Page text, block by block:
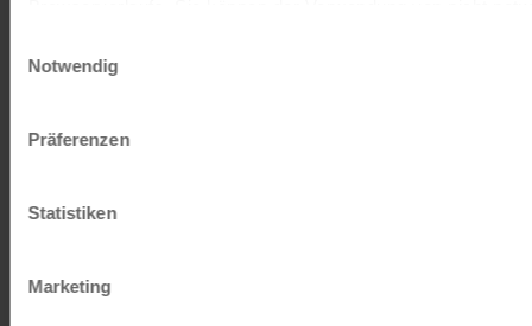
entscheiden, nur notwendige Cookies zu verwenden, indem
Impressum
Notwendig
Präferenzen
Statistiken
Marketing
Tourenrad Herren
Das 21-Gang Tourenrad mit Freilauffunktion ist von den